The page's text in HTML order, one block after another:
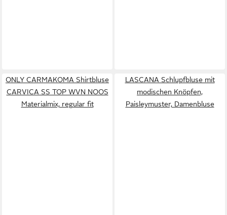
ONLY CARMAKOMA Shirtbluse
CARVICA SS TOP WVN NOOS
Materialmix, regular fit
LASCANA Schlupfbluse mit
modischen Knöpfen,
Paisleymuster, Damenbluse